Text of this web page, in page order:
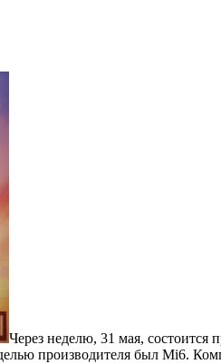
Через неделю, 31 мая, состоится
производителя был Mi6.